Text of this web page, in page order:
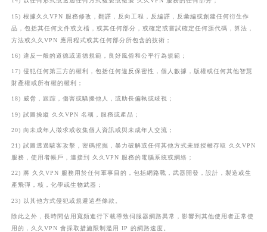
15) 根據久久VPN 服務修改，翻譯，反向工程，反編譯，反彙編或創建任何衍生作
品，包括其任何文件或文檔，或其任何部分，或確定或嘗試確定任何源代碼，算法，
方法或久久VPN 應用程式或其任何部分所包含的技術；
16) 違反一般的道德或道德規範，良好風俗和公平行為規範；
17) 侵犯任何第三方的權利，包括任何違反保密性，個人數據，版權或任何其他智慧
財產權或所有權的權利；
18) 威脅，跟踪，傷害或騷擾他人，或助長偏執或歧視；
19) 試圖操縱 久久VPN 名稱，服務或產品；
20) 向未成年人徵求或收集個人資訊或與未成年人交流；
21) 試圖透過駭客攻擊，密碼挖掘，暴力破解或任何其他方式未經授權存取 久久VPN
服務，使用者帳戶，連接到 久久VPN 服務的電腦系統或網絡；
22) 將 久久VPN 服務用於任何軍事目的，包括網路戰，武器開發，設計，製造或生
產飛彈，核，化學或生物武器；
23) 以其他方式侵犯或規避這些條款。
除此之外，長時間佔用寬頻進行下載導致伺服器網路異常，影響到其他使用者正常使
用的，久久VPN 會採取措施限制濫用 IP 的網路速度。